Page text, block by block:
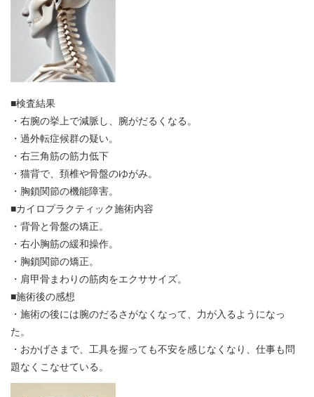
■検査結果
・右腕の挙上で減脈し、腕がだるくなる。
・過外転症候群の疑い。
・右三角筋の筋力低下
・猫背で、頚椎や骨盤のゆがみ。
・胸鎖関節の機能障害。
■カイロプラクティック施術内容
・背骨と骨盤の矯正。
・右小胸筋の緩和操作。
・胸鎖関節の矯正。
・肩甲骨まわりの筋肉をエクササイズ。
■施術後の感想
・施術の後には腕のだるさがなくなって、力が入るようになっ
た。
・おかげさまで、工具を握っても不安を感じなくなり、仕事も問
題なくこなせている。